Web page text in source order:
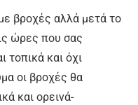
βροχές αλλά μετά το
ώρες που σας
τοπικά και όχι
οι βροχές θα
και ορεινά-